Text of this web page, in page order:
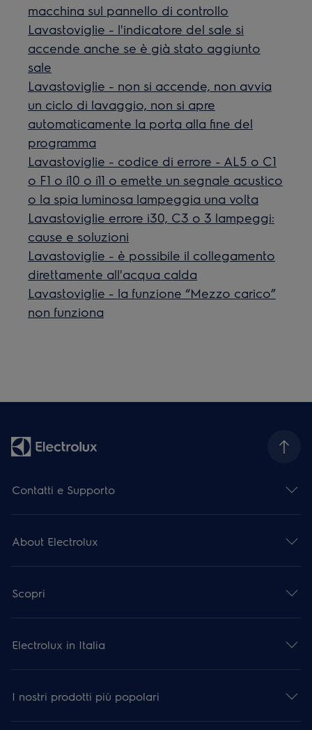
macchina sul pannello di controllo
Lavastoviglie - l'indicatore del sale si
accende anche se è già stato aggiunto
sale
Lavastoviglie - non si accende, non avvia
un ciclo di lavaggio, non si apre
automaticamente la porta alla fine del
programma
Lavastoviglie - codice di errore - AL5 o C1
o F1 o i10 o i11 o emette un segnale acustico
o la spia luminosa lampeggia una volta
Lavastoviglie errore i30, C3 o 3 lampeggi:
cause e soluzioni
Lavastoviglie - è possibile il collegamento
direttamente all'acqua calda
Lavastoviglie - la funzione “Mezzo carico”
non funziona
Contatti e Supporto
About Electrolux
Scopri
Electrolux in Italia
I nostri prodotti più popolari